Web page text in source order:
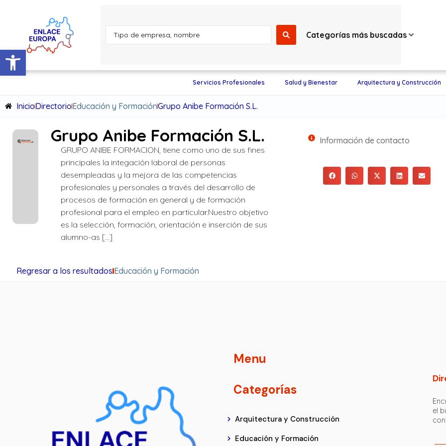
Abrir barra de herramientas
Categorías más buscadas
Servicios Profesionales Salud y Bienestar Arquitectura y Construcción
InicioDirectorioEducación y FormaciónGrupo Anibe Formación S.L.
Grupo Anibe Formación S.L.
GRUPO ANIBE FORMACION, tiene como uno de sus fines
principales la integación laboral de personas
desempleadas y la mejora de las competencias
profesionales y personales a través del desarrollo de
procesos de formación en general y de formación
profesional para el empleo en particular.Nuestro objetivo
es la selección, formación, orientación e inserción de sus
alumno-as […]
Información de contacto
Regresar a los resultadosEducación y Formación
Menu
Categorías
Arquitectura y Construcción
Educación y Formación
el